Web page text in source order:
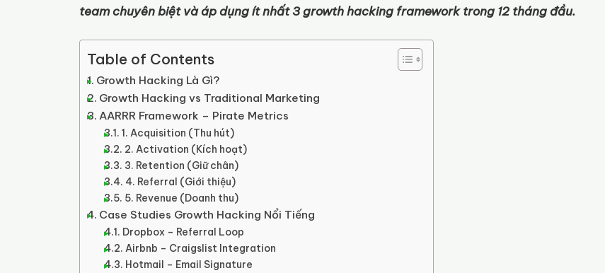
team chuyên biệt và áp dụng ít nhất 3 growth hacking framework trong 12 tháng đầu.
Table of Contents
Growth Hacking Là Gì?
Growth Hacking vs Traditional Marketing
AARRR Framework – Pirate Metrics
1. Acquisition (Thu hút)
2. Activation (Kích hoạt)
3. Retention (Giữ chân)
4. Referral (Giới thiệu)
5. Revenue (Doanh thu)
Case Studies Growth Hacking Nổi Tiếng
Dropbox – Referral Loop
Airbnb – Craigslist Integration
Hotmail – Email Signature